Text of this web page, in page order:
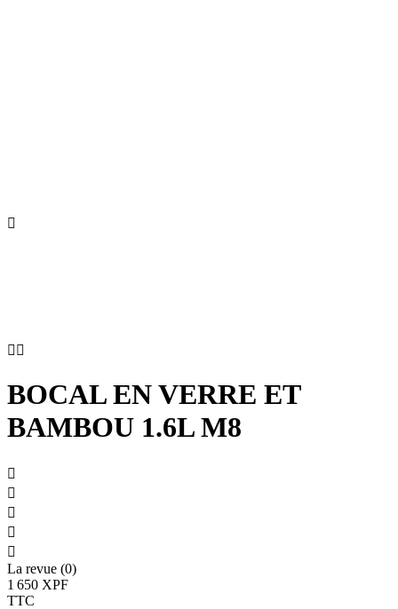

 
BOCAL EN VERRE ET
BAMBOU 1.6L M8





La revue (0)
1 650 XPF
TTC